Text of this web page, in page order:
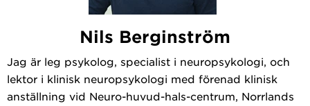
Nils Berginström
Jag är leg psykolog, specialist i neuropsykologi, och
lektor i klinisk neuropsykologi med förenad klinisk
anställning vid Neuro-huvud-hals-centrum, Norrlands